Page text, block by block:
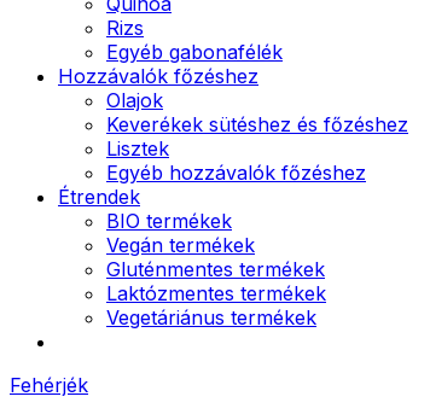
Rizs
Egyéb gabonafélék
Hozzávalók főzéshez
Olajok
Keverékek sütéshez és főzéshez
Lisztek
Egyéb hozzávalók főzéshez
Étrendek
BIO termékek
Vegán termékek
Gluténmentes termékek
Laktózmentes termékek
Vegetáriánus termékek
Fehérjék